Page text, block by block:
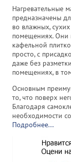
Нагревательные
предназначены
во влажных,
помещениях. Они
кафельной
просто, с
даже без
помещениях, в
Основным
то, что поверх
Благодаря
необходимости
Подробнее...